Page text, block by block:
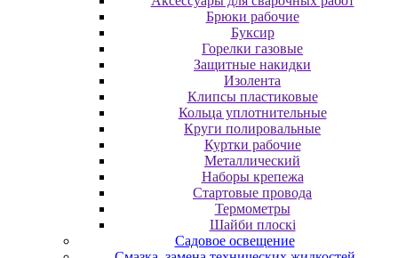
Брюки рабочие
Буксир
Горелки газовые
Защитные накидки
Изолента
Клипсы пластиковые
Кольца уплотнительные
Круги полировальные
Куртки рабочие
Металлический
Наборы крепежа
Стартовые провода
Термометры
Шайби плоскі
Садовое освещение